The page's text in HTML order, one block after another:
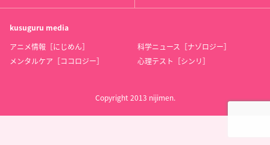
kusuguru media
アニメ情報［にじめん］
科学ニュース［ナゾロジー］
メンタルケア［ココロジー］
心理テスト［シンリ］
Copyright 2013 nijimen.